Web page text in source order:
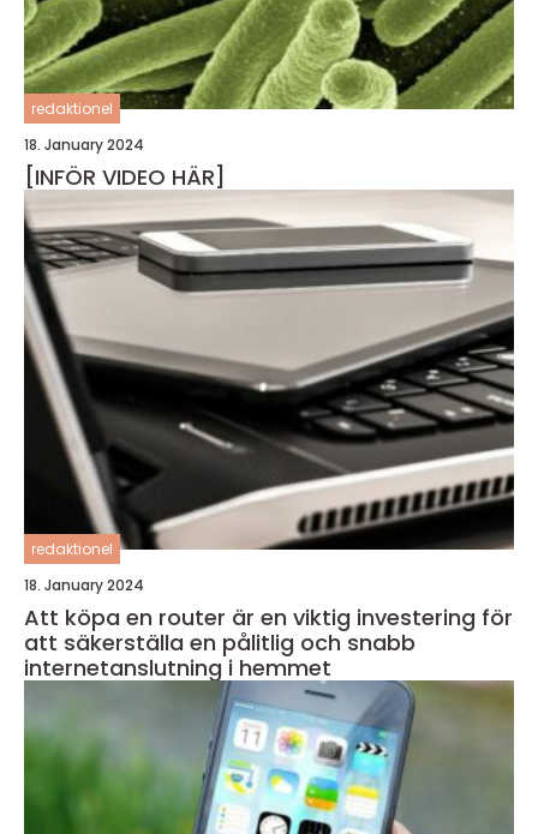
redaktionel
18. January 2024
[INFÖR VIDEO HÄR]
redaktionel
18. January 2024
Att köpa en router är en viktig investering för
att säkerställa en pålitlig och snabb
internetanslutning i hemmet